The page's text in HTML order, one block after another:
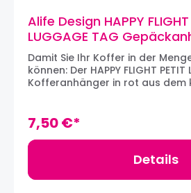
Alife Design HAPPY FLIGHT
LUGGAGE TAG
Damit Sie Ihr Koffer in der
können: Der HAPPY FLIGHT PETIT
Kofferanhänger in rot aus dem
einfachste Montage. Ein
Personalisieren befindet sich
Rückentseite. Material:
7,50 €*
Details